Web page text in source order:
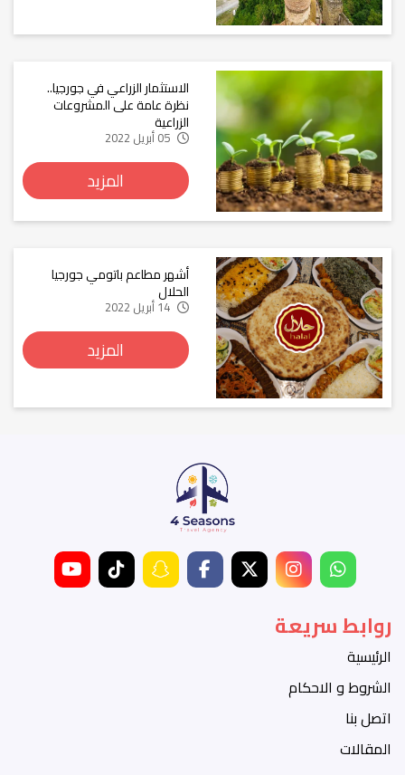
الاستثمار الزراعي في جورجيا..
نظرة عامة على المشروعات
الزراعية
المزيد
أشهر مطاعم باتومي جورجيا
الحلال
المزيد
روابط سريعة
الرئيسية
الشروط و الاحكام
اتصل بنا
المقالات